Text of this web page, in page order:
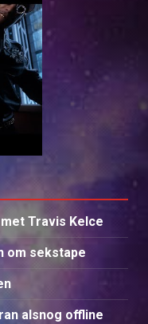
Travis Kelce
om sekstape
alsnog offline